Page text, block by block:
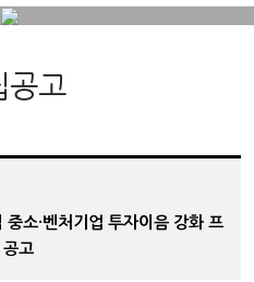
공고
소·벤처기업 투자이음 강화 프
공고